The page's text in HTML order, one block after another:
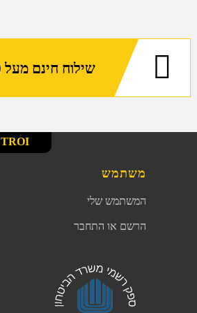
שילוח חינם מעל 300 ₪
TROI
משתמש
המשתמש שלי
הרשם או התחבר